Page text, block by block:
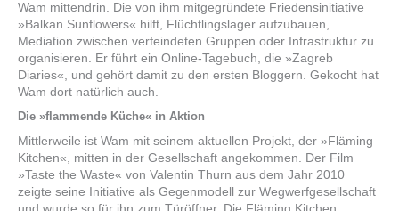
Wam mittendrin. Die von ihm mitgegründete Friedensinitiative
»Balkan Sunflowers« hilft, Flüchtlingslager aufzubauen,
Mediation zwischen verfeindeten Gruppen oder Infrastruktur zu
organisieren. Er führt ein Online-Tagebuch, die »Zagreb
Diaries«, und gehört damit zu den ersten Bloggern. Gekocht hat
Wam dort natürlich auch.
Die »flammende Küche« in Aktion
Mittlerweile ist Wam mit seinem aktuellen Projekt, der »Fläming
Kitchen«, mitten in der Gesellschaft angekommen. Der Film
»Taste the Waste« von Valentin Thurn aus dem Jahr 2010
zeigte seine Initiative als Gegenmodell zur Wegwerfgesellschaft